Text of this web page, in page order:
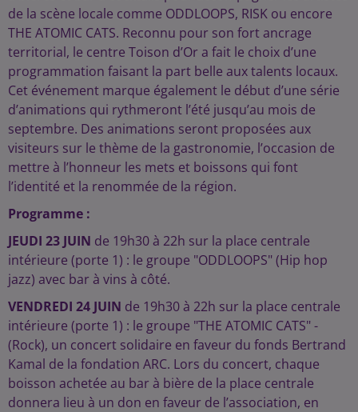
de la scène locale comme ODDLOOPS, RISK ou encore
THE ATOMIC CATS. Reconnu pour son fort ancrage
territorial, le centre Toison d’Or a fait le choix d’une
programmation faisant la part belle aux talents locaux.
Cet événement marque également le début d’une série
d’animations qui rythmeront l’été jusqu’au mois de
septembre. Des animations seront proposées aux
visiteurs sur le thème de la gastronomie, l’occasion de
mettre à l’honneur les mets et boissons qui font
l’identité et la renommée de la région.
Programme :
JEUDI 23 JUIN de 19h30 à 22h sur la place centrale
intérieure (porte 1) : le groupe "ODDLOOPS" (Hip hop
jazz) avec bar à vins à côté.
VENDREDI 24 JUIN de 19h30 à 22h sur la place centrale
intérieure (porte 1) : le groupe "THE ATOMIC CATS" -
(Rock), un concert solidaire en faveur du fonds Bertrand
Kamal de la fondation ARC. Lors du concert, chaque
boisson achetée au bar à bière de la place centrale
donnera lieu à un don en faveur de l’association, en